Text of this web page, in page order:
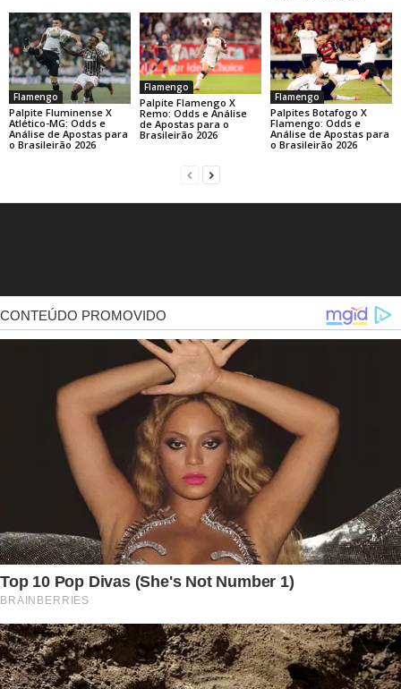
Flamengo
Palpite Fluminense X
Atlético-MG: Odds e
Análise de Apostas para
o Brasileirão 2026
Flamengo
Palpite Flamengo X
Remo: Odds e Análise
de Apostas para o
Brasileirão 2026
Flamengo
Palpites Botafogo X
Flamengo: Odds e
Análise de Apostas para
o Brasileirão 2026